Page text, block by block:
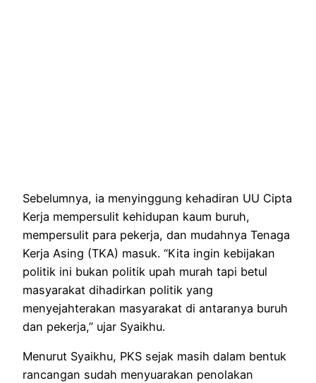
Sebelumnya, ia menyinggung kehadiran UU Cipta
Kerja mempersulit kehidupan kaum buruh,
mempersulit para pekerja, dan mudahnya Tenaga
Kerja Asing (TKA) masuk. “Kita ingin kebijakan
politik ini bukan politik upah murah tapi betul
masyarakat dihadirkan politik yang
menyejahterakan masyarakat di antaranya buruh
dan pekerja,” ujar Syaikhu.
Menurut Syaikhu, PKS sejak masih dalam bentuk
rancangan sudah menyuarakan penolakan